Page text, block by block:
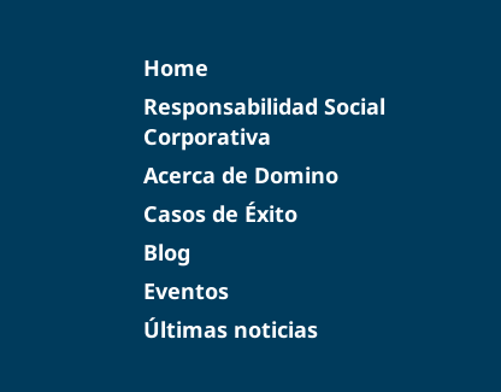
Home
Responsabilidad Social
Corporativa
Acerca de Domino
Casos de Éxito
Blog
Eventos
Últimas noticias